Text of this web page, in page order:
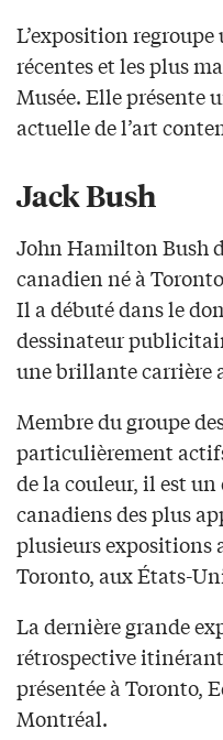
L’exposition
récentes et les plus
Musée. Elle présente
actuelle de l’art
Jack Bush
John Hamilton Bush
canadien né à Toronto
Il a débuté dans le
dessinateur
une brillante carrière
Membre du groupe
particulièrement
de la couleur, il est
canadiens des plus
plusieurs expositions
Toronto, aux États-
La dernière grande
rétrospective
présentée à Toronto,
Montréal.